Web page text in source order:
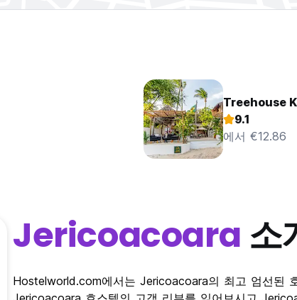
Treehouse
9.1
에서 €12.86
Jericoacoara 소
Hostelworld.com에서는 Jericoacoara의 최고 엄선된